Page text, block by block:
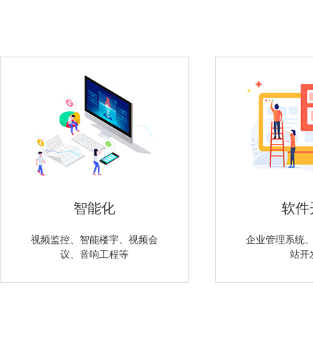
智能化
视频监控、智能楼宇、视频会
议、音响工程等
软
企业管理系统
站开